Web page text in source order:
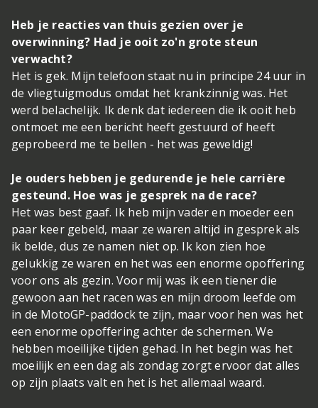
Heb je reacties van thuis gezien over je
overwinning? Had je ooit zo'n grote steun
verwacht?
Het is gek. Mijn telefoon staat nu in principe 24 uur in
de vliegtuigmodus omdat het krankzinnig was. Het
werd belachelijk. Ik denk dat iedereen die ik ooit heb
ontmoet me een bericht heeft gestuurd of heeft
geprobeerd me te bellen - het was geweldig!
Je ouders hebben je gedurende je hele carrière
gesteund. Hoe was je gesprek na de race?
Het was best gaaf. Ik heb mijn vader en moeder een
paar keer gebeld, maar ze waren altijd in gesprek als
ik belde, dus ze namen niet op. Ik kon zien hoe
gelukkig ze waren en het was een enorme opoffering
voor ons als gezin. Voor mij was ik een tiener die
gewoon aan het racen was en mijn droom leefde om
in de MotoGP-paddock te zijn, maar voor hen was het
een enorme opoffering achter de schermen. We
hebben moeilijke tijden gehad. In het begin was het
moeilijk en een dag als zondag zorgt ervoor dat alles
op zijn plaats valt en het is het allemaal waard.